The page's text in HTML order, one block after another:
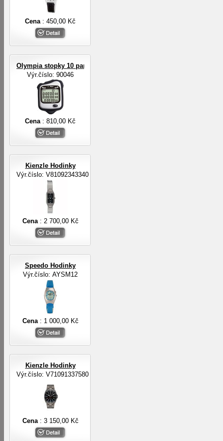
Cena : 450,00 Kč
Olympia stopky 10 pamětí na mezičasy, 3-řádkový displej
Výr.číslo: 90046
Cena : 810,00 Kč
Kienzle Hodinky
Výr.číslo: V81092343340
Cena : 2 700,00 Kč
Speedo Hodinky
Výr.číslo: AYSM12
Cena : 1 000,00 Kč
Kienzle Hodinky
Výr.číslo: V71091337580
Cena : 3 150,00 Kč